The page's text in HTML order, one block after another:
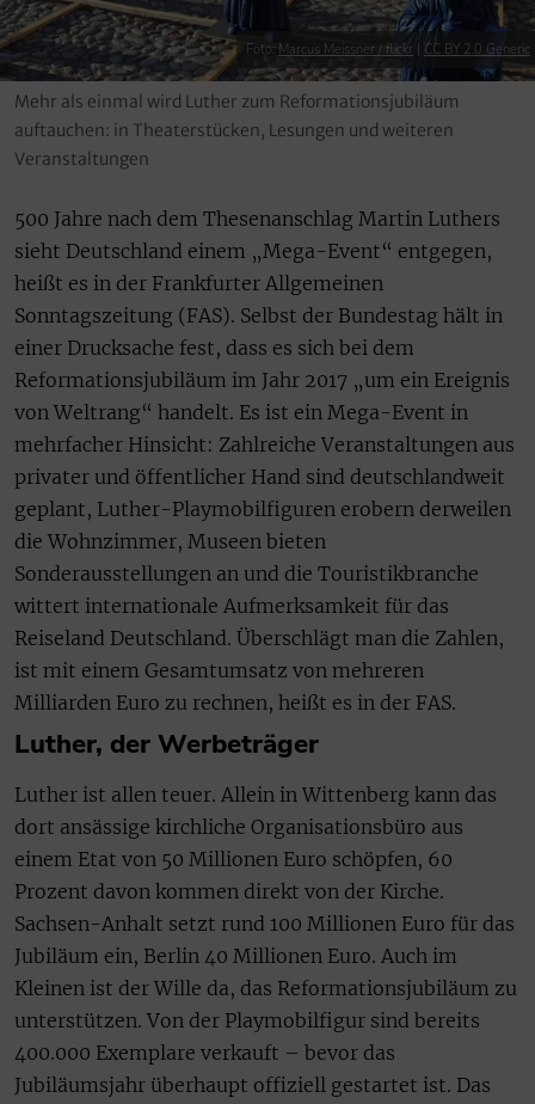
Foto: Marcus Meissner / flickr CC BY 2.0 Generic
Mehr als einmal wird Luther zum Reformationsjubiläum
auftauchen: in Theaterstücken, Lesungen und weiteren
Veranstaltungen
500 Jahre nach dem Thesenanschlag Martin Luthers
sieht Deutschland einem „Mega-Event“ entgegen,
heißt es in der Frankfurter Allgemeinen
Sonntagszeitung (FAS). Selbst der Bundestag hält in
einer Drucksache fest, dass es sich bei dem
Reformationsjubiläum im Jahr 2017 „um ein Ereignis
von Weltrang“ handelt. Es ist ein Mega-Event in
mehrfacher Hinsicht: Zahlreiche Veranstaltungen aus
privater und öffentlicher Hand sind deutschlandweit
geplant, Luther-Playmobilfiguren erobern derweilen
die Wohnzimmer, Museen bieten
Sonderausstellungen an und die Touristikbranche
wittert internationale Aufmerksamkeit für das
Reiseland Deutschland. Überschlägt man die Zahlen,
ist mit einem Gesamtumsatz von mehreren
Milliarden Euro zu rechnen, heißt es in der FAS.
Luther, der Werbeträger
Luther ist allen teuer. Allein in Wittenberg kann das
dort ansässige kirchliche Organisationsbüro aus
einem Etat von 50 Millionen Euro schöpfen, 60
Prozent davon kommen direkt von der Kirche.
Sachsen-Anhalt setzt rund 100 Millionen Euro für das
Jubiläum ein, Berlin 40 Millionen Euro. Auch im
Kleinen ist der Wille da, das Reformationsjubiläum zu
unterstützen. Von der Playmobilfigur sind bereits
400.000 Exemplare verkauft – bevor das
Jubiläumsjahr überhaupt offiziell gestartet ist. Das